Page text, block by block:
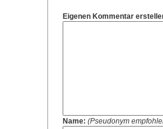
Eigenen Kommentar
Name: (Pseudonym